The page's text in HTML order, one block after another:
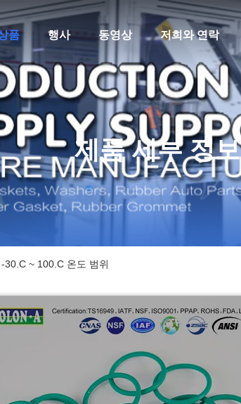
품 행사 동영상 저희와 연락
제품 세부 정보
~ 100.C 온도 범위